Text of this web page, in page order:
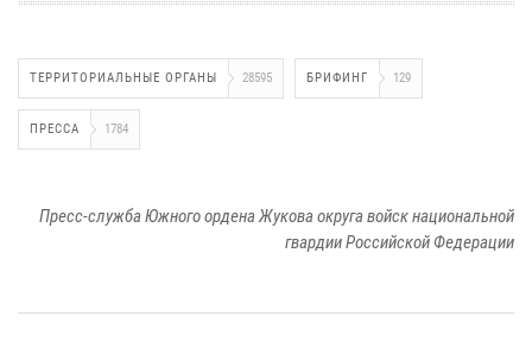
ТЕРРИТОРИАЛЬНЫЕ ОРГАНЫ 28595 БРИФИНГ 129
ПРЕССА 1784
Пресс-служба Южного ордена Жукова округа войск национальной
гвардии Российской Федерации